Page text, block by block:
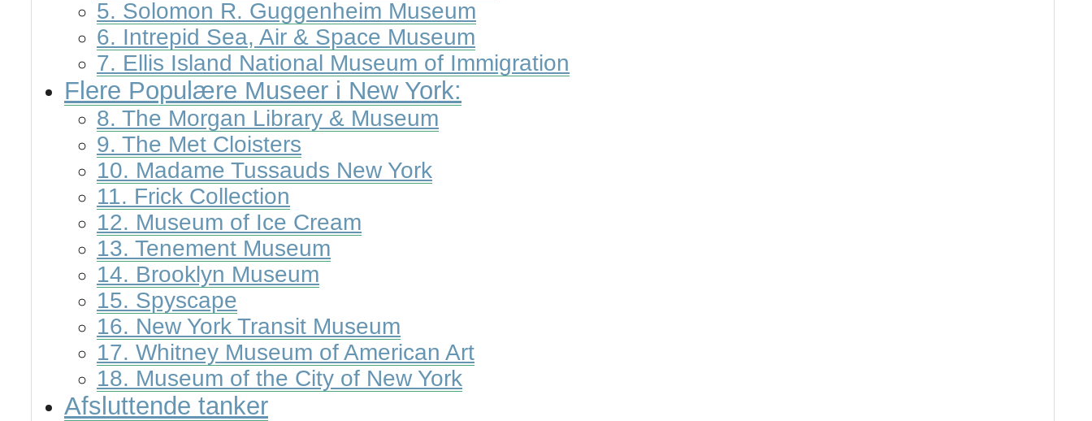
5. Solomon R. Guggenheim Museum
6. Intrepid Sea, Air & Space Museum
7. Ellis Island National Museum of Immigration
Flere Populære Museer i New York:
8. The Morgan Library & Museum
9. The Met Cloisters
10. Madame Tussauds New York
11. Frick Collection
12. Museum of Ice Cream
13. Tenement Museum
14. Brooklyn Museum
15. Spyscape
16. New York Transit Museum
17. Whitney Museum of American Art
18. Museum of the City of New York
Afsluttende tanker